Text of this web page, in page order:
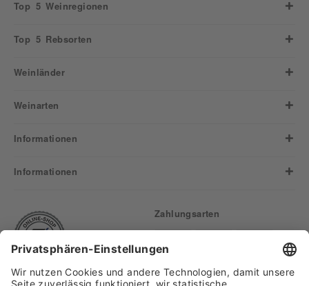
Top 5 Weinregionen
Top 5 Rebsorten
Weinländer
Weinarten
Informationen
Informationen
Zahlungsarten